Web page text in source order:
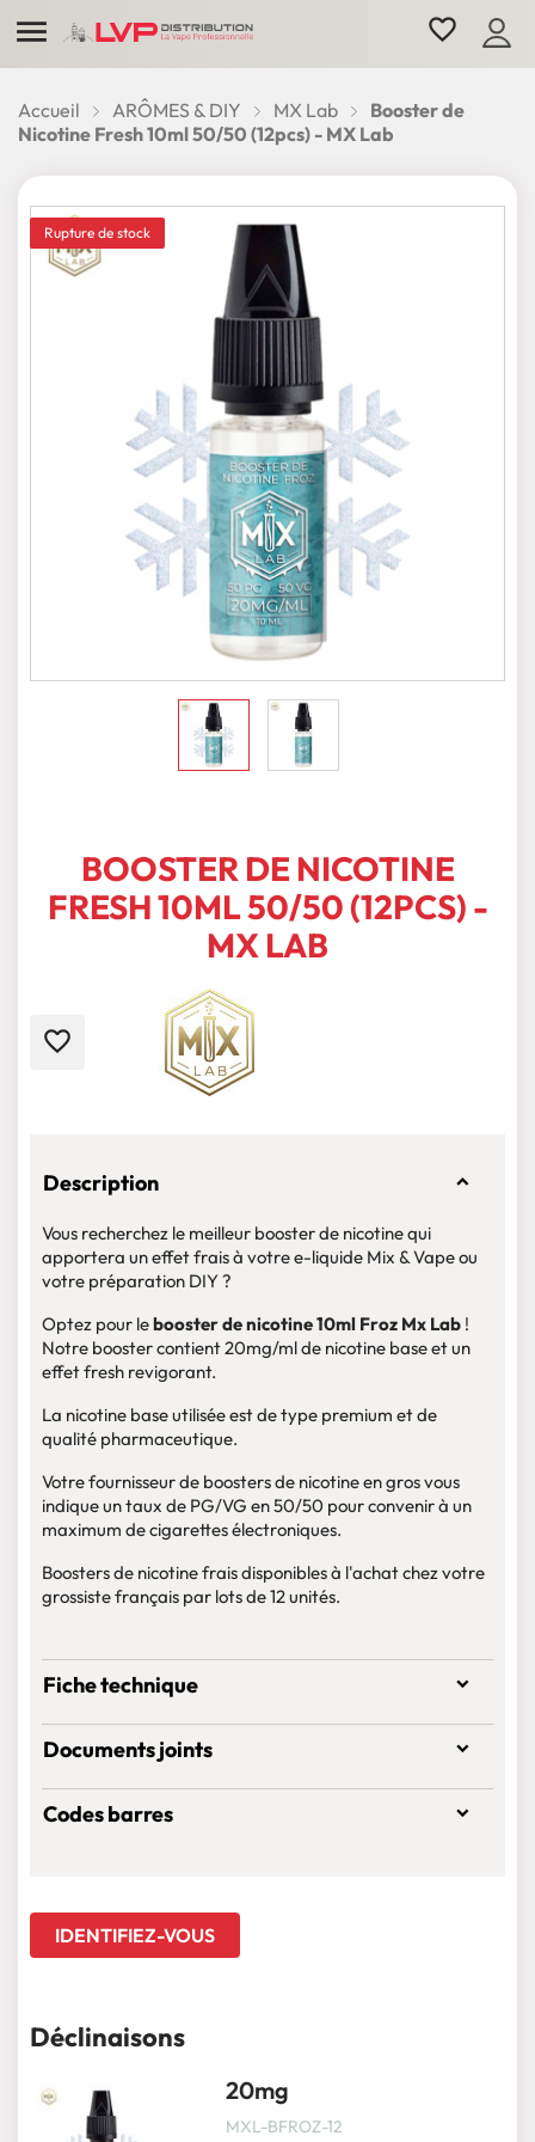
 favorite_border
Accueil ARÔMES & DIY MX Lab
Booster de
Nicotine Fresh 10ml 50/50 (12pcs) - MX Lab
Rupture de stock
BOOSTER DE NICOTINE
FRESH 10ML 50/50 (12PCS) -
MX LAB
favorite_border
Description
Vous recherchez le meilleur booster de nicotine qui
apportera un effet frais à votre e-liquide Mix & Vape ou
votre préparation DIY ?
Optez pour lebooster de nicotine 10ml Froz Mx Lab !
Notre booster contient 20mg/ml de nicotine base et un
effet fresh revigorant.
La nicotine base utilisée est de type premium et de
qualité pharmaceutique.
Votre fournisseur de boosters de nicotine en gros vous
indique un taux de PG/VG en 50/50 pour convenir à un
maximum de cigarettes électroniques.
Boosters de nicotine frais disponibles à l'achat chez votre
grossiste français par lots de 12 unités.
Fiche technique
Documents joints
Codes barres
IDENTIFIEZ-VOUS
Déclinaisons
20mg
MXL-BFROZ-12